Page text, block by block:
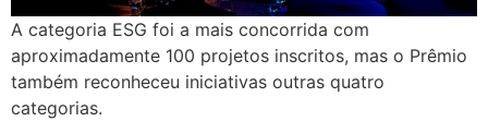
A categoria ESG foi a mais concorrida com
aproximadamente 100 projetos inscritos, mas o Prêmio
também reconheceu iniciativas outras quatro
categorias.